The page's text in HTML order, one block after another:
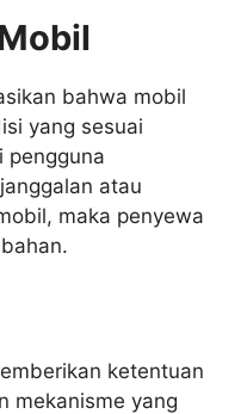
bahwa mobil
yang sesuai
pengguna
atau
maka penyewa
ketentuan
mekanisme yang